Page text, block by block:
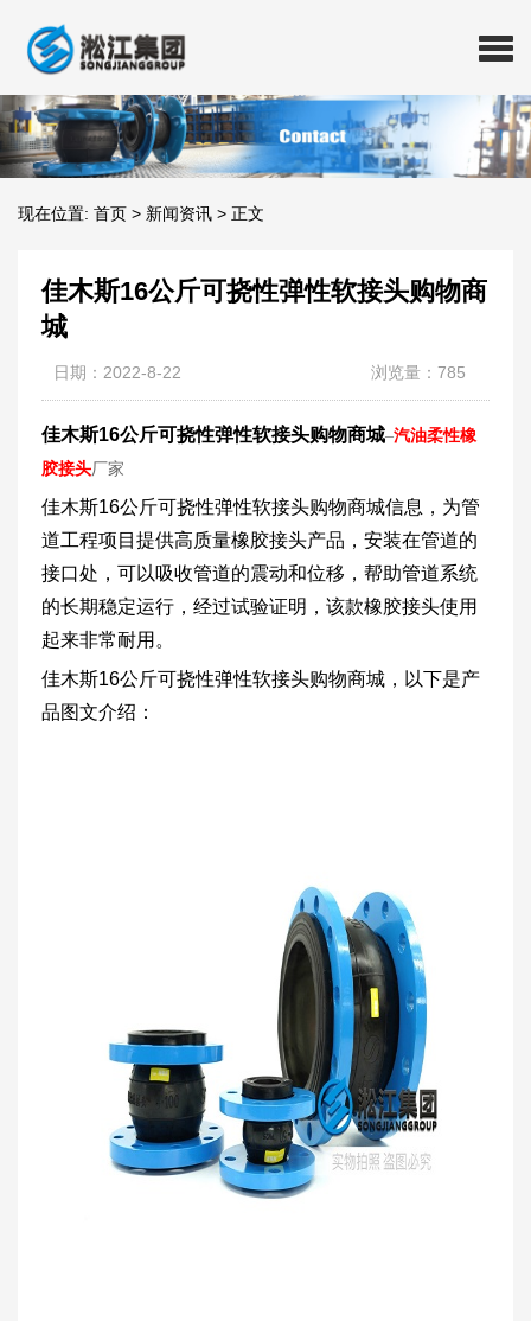
现在位置: 首页 > 新闻资讯 > 正文
佳木斯16公斤可挠性弹性软接头购物商
城
日期：2022-8-22 浏览量：785
佳木斯16公斤可挠性弹性软接头购物商城–汽油柔性橡
胶接头厂家
​佳木斯16公斤可挠性弹性软接头购物商城信息，为管
道工程项目提供高质量橡胶接头产品，安装在管道的
接口处，可以吸收管道的震动和位移，帮助管道系统
的长期稳定运行，经过试验证明，该款橡胶接头使用
起来非常耐用。
佳木斯16公斤可挠性弹性软接头购物商城，以下是产
品图文介绍：